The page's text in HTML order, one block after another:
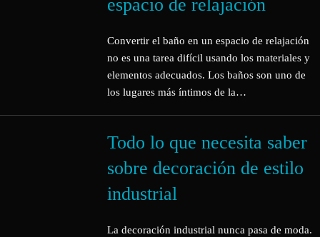
espacio de relajación
Convertir el baño en un espacio de relajación
no es una tarea difícil usando los materiales y
elementos adecuados. Los baños son uno de
los lugares más íntimos de la…
Todo lo que necesita saber
sobre decoración de estilo
industrial
La decoración industrial nunca pasa de moda.